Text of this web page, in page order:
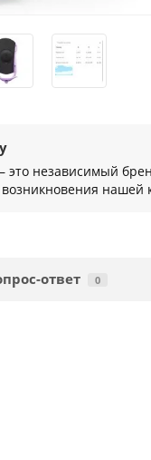
независимый
ответ 0